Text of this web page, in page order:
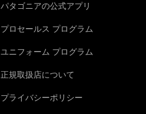
パタゴニアの公式アプリ
プロセールス プログラム
ユニフォーム プログラム
正規取扱店について
プライバシーポリシー